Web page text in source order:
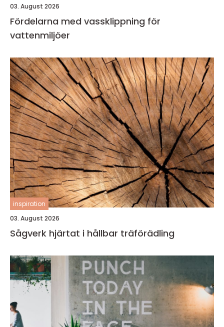
03. August 2026
Fördelarna med vassklippning för
vattenmiljöer
inspiration
03. August 2026
Sågverk hjärtat i hållbar träförädling